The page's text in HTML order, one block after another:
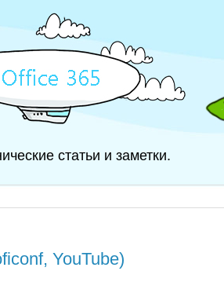
статьи и заметки.
YouTube)